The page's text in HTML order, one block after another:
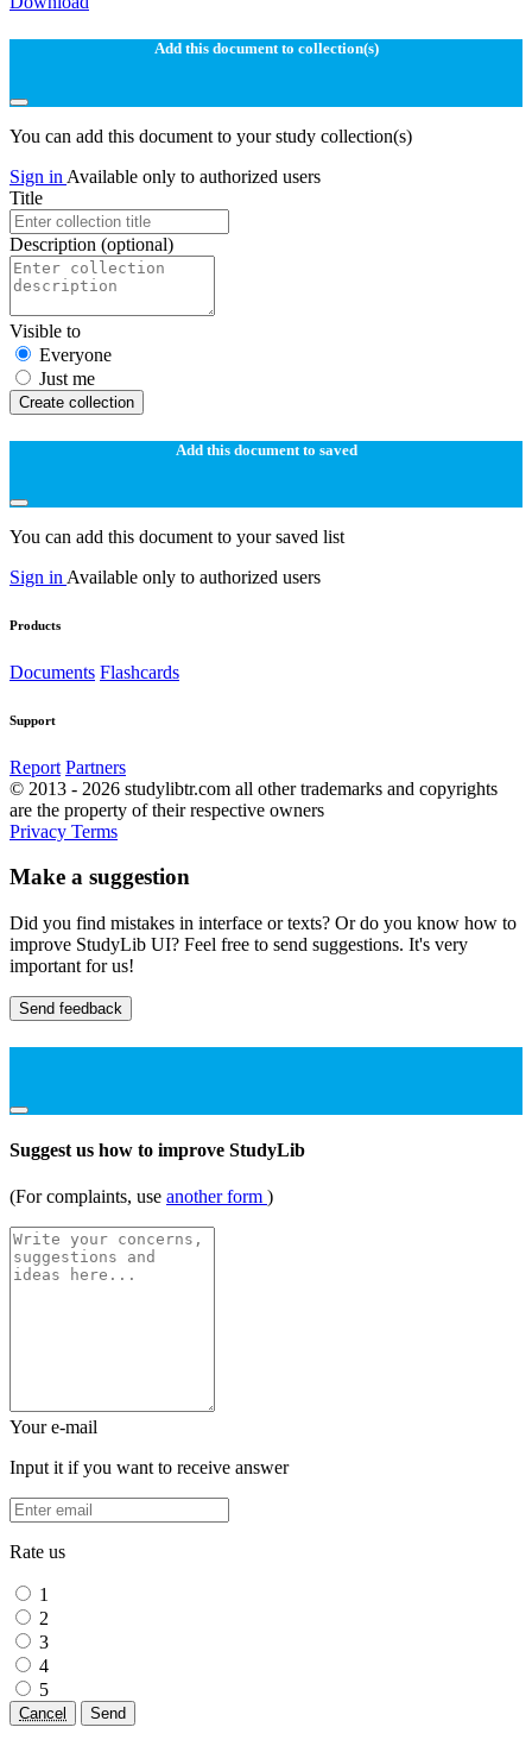
Add this document to collection(s)
You can add this document to your study collection(s)
Sign in Available only to authorized users
Title
Description (optional)
Visible to
Everyone
Just me
Create collection
Add this document to saved
You can add this document to your saved list
Sign in Available only to authorized users
Products
Documents Flashcards
Support
Report Partners
© 2013 - 2026 studylibtr.com all other trademarks and copyrights
are the property of their respective owners
Privacy Terms
Make a suggestion
Did you find mistakes in interface or texts? Or do you know how to
improve StudyLib UI? Feel free to send suggestions. It's very
important for us!
Send feedback
Suggest us how to improve StudyLib
(For complaints, use another form )
Your e-mail
Input it if you want to receive answer
Rate us
1
2
3
4
5
Cancel Send